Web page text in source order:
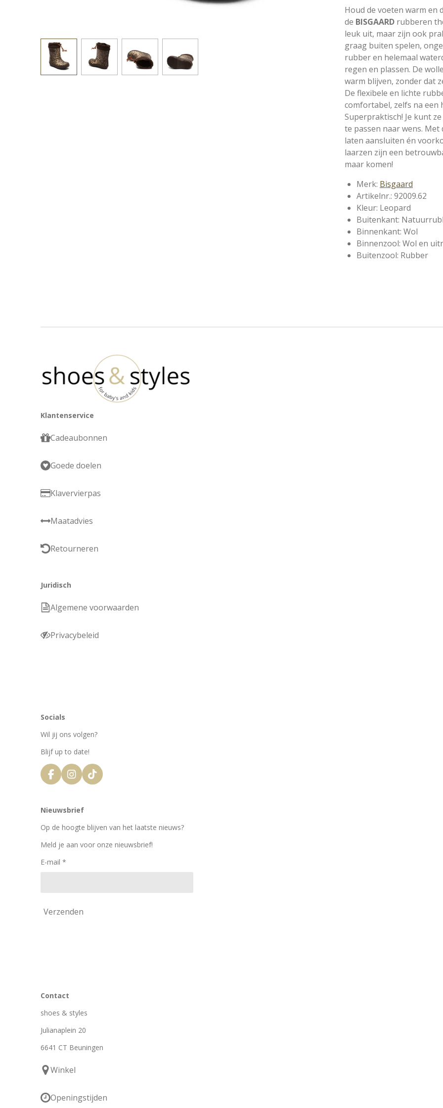
Houd de voeten warm en
de BISGAARD rubberen
leuk uit, maar zijn ook
graag buiten spelen,
rubber en helemaal
regen en plassen. De
warm blijven, zonder dat
De flexibele en lichte
comfortabel, zelfs na een
Superpraktisch! Je kunt
te passen naar wens.
laten aansluiten én
laarzen zijn een
maar komen!
Merk: Bisgaard
Artikelnr.: 92009.62
Kleur: Leopard
Buitenkant:
Binnenkant: Wol
Binnenzool: Wol en
Buitenzool: Rubber
Klantenservice
Cadeaubonnen
Goede doelen
Klavervierpas
Maatadvies
Retourneren
Juridisch
Algemene voorwaarden
Privacybeleid
Socials
Wil jij ons volgen?
Blijf up to date!
F
a
e
b
o
k
I
n
t
a
g
a
T
i
k
Nieuwsbrief
Op de hoogte blijven van het laatste nieuws?
Meld je aan voor onze nieuwsbrief!
E-mail *
Verzenden
Contact
shoes & styles
Julianaplein 20
6641 CT Beuningen
Winkel
Openingstijden